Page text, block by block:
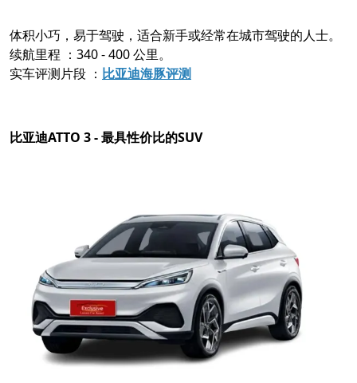
体积小巧，易于驾驶，适合新手或经常在城市驾驶的人士。
续航里程 ：340 - 400 公里。
实车评测片段 ： 比亚迪海豚评测
比亚迪ATTO 3 - 最具性价比的SUV